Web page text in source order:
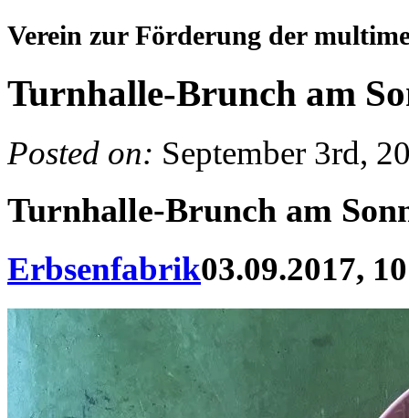
Verein zur Förderung der
Turnhalle-Brunch am
Posted on: September 3rd,
Turnhalle-Brunch am
Erbsenfabrik03.09.2017,